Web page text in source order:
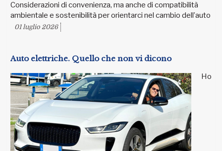
Considerazioni di convenienza, ma anche di compatibilità
ambientale e sostenibilità per orientarci nel cambio dell’auto
01 luglio 2026
Auto elettriche. Quello che non vi dicono
Ho